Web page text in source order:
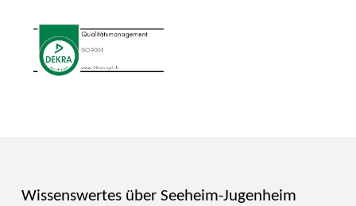
Wissenswertes über Seeheim-Jugenheim